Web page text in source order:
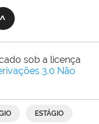
sob a licença
3.0 Não
ESTÁGIO